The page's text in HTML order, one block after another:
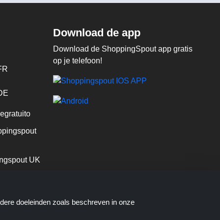
UK
Download de app
Download de ShoppingSpout app gratis
op je telefoon!
doeleinden zoals beschreven in onze